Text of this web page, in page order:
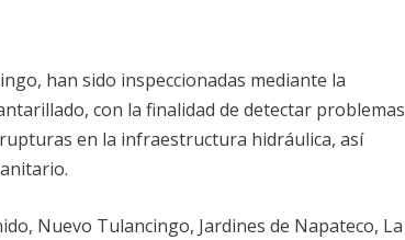
han sido inspeccionadas mediante la
con la finalidad de detectar problemas
en la infraestructura hidráulica, así
Nuevo Tulancingo, Jardines de Napateco, La